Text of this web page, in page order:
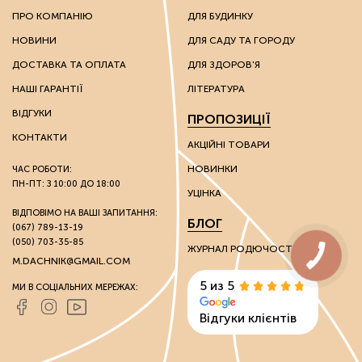
надлегких ґрунтів.
Ці речовини мають каталітичні та іонообмінні
властивості, завдяки яким можна впливати на хімічні
Грунтополіпшувачі використовують без обмежень на
вид культури: вони однаково гарні як для плодоносних
культур, так і для пальм та інших екзотів.
Стимулятори росту
Розвиток культур багато в чому залежить від зовнішніх
факторів. Через несприятливі погодні умови на ранніх
стадіях розвитку молоді рослини розвиваються
недостатньо активно, виростають слабкими та
Стимулятори росту сприяють активації вегетативних
процесів. Препарати допомагають адаптуватися
культурам, які не дуже приживаються в холодному
кліматі. Використання цих засобів для винограду та
ПРО КОМПАНІЮ
НОВИНИ
ДОСТАВКА ТА ОПЛАТА
НАШІ ГАРАНТІЇ
ВІДГУКИ
КОНТАКТИ
ЧАС РОБОТИ:
ПН-ПТ: З 10:00 ДО 18:00
ВІДПОВІМО НА ВАШІ ЗАПИТАННЯ:
(067) 789-13-19
(050) 703-35-85
M.DACHNIK@GMAIL.COM
МИ В СОЦІАЛЬНИХ МЕРЕЖАХ:
ДЛЯ БУДИНКУ
ДЛЯ САДУ ТА ГОРОДУ
ДЛЯ ЗДОРОВ'Я
ЛІТЕРАТУРА
ПРОПОЗИЦІЇ
АКЦІЙНІ ТОВАРИ
НОВИНКИ
УЦІНКА
БЛОГ
ЖУРНАЛ РОДЮЧОСТІ
5 из 5
Відгуки клієнтів